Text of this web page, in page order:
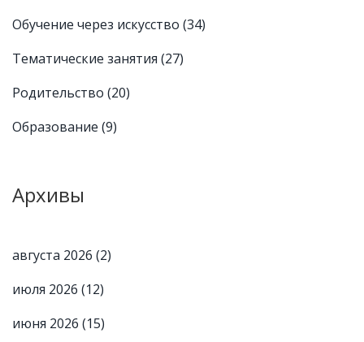
Обучение через искусство (34)
Тематические занятия (27)
Родительство (20)
Образование (9)
Архивы
августа 2026 (2)
июля 2026 (12)
июня 2026 (15)